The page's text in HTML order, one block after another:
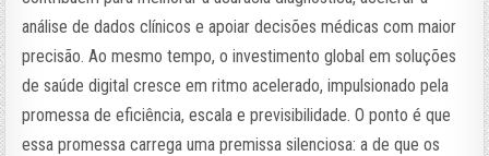
análise de dados clínicos e apoiar decisões médicas com maior
precisão. Ao mesmo tempo, o investimento global em soluções
de saúde digital cresce em ritmo acelerado, impulsionado pela
promessa de eficiência, escala e previsibilidade. O ponto é que
essa promessa carrega uma premissa silenciosa: a de que os